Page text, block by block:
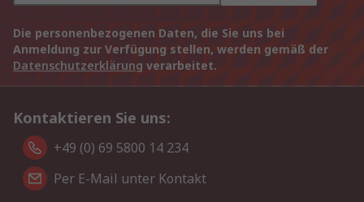
Die personenbezogenen Daten, die Sie uns bei
Anmeldung zur Verfügung stellen, werden gemäß der
Datenschutzerklärung verarbeitet.
Kontaktieren Sie uns:
+49 (0) 69 5800 14 234
Per E-Mail unter Kontakt